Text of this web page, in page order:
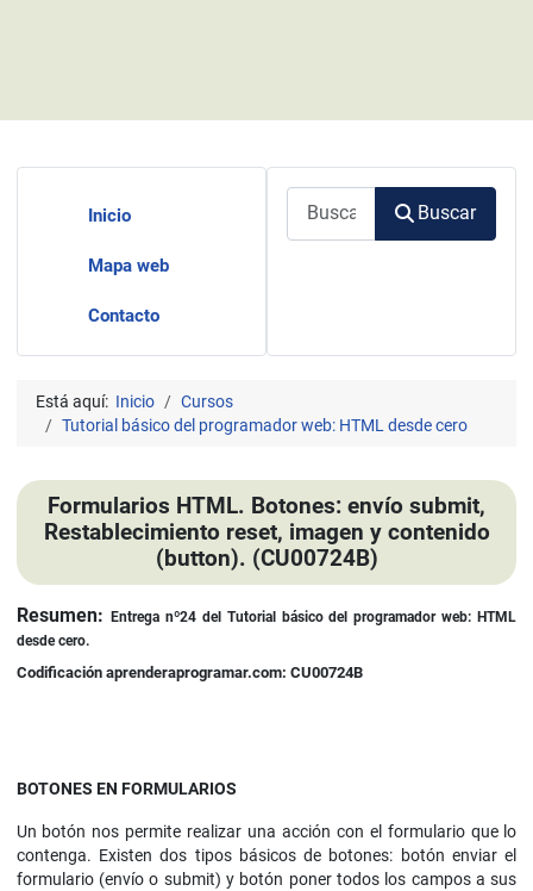
Inicio
Mapa web
Contacto
Buscar
Está aquí: Inicio
Cursos
Tutorial básico del programador web: HTML desde cero
Formularios HTML. Botones: envío submit,
Restablecimiento reset, imagen y contenido
(button). (CU00724B)
Detalles
Resumen: Entrega nº24 del Tutorial básico del programador web: HTML
desde cero.
Codificación aprenderaprogramar.com: CU00724B
BOTONES EN FORMULARIOS
Un botón nos permite realizar una acción con el formulario que lo
contenga. Existen dos tipos básicos de botones: botón enviar el
formulario (envío o submit) y botón poner todos los campos a sus